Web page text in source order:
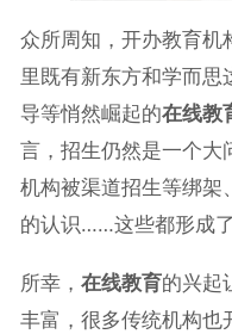
众所周知，开办教育机
里既有新东方和学而
导等悄然崛起的在线教
言，招生仍然是一个大
机构被渠道招生等绑架
的认识……这些都形成了
所幸， 在线教育的兴起
丰富，很多传统机构也